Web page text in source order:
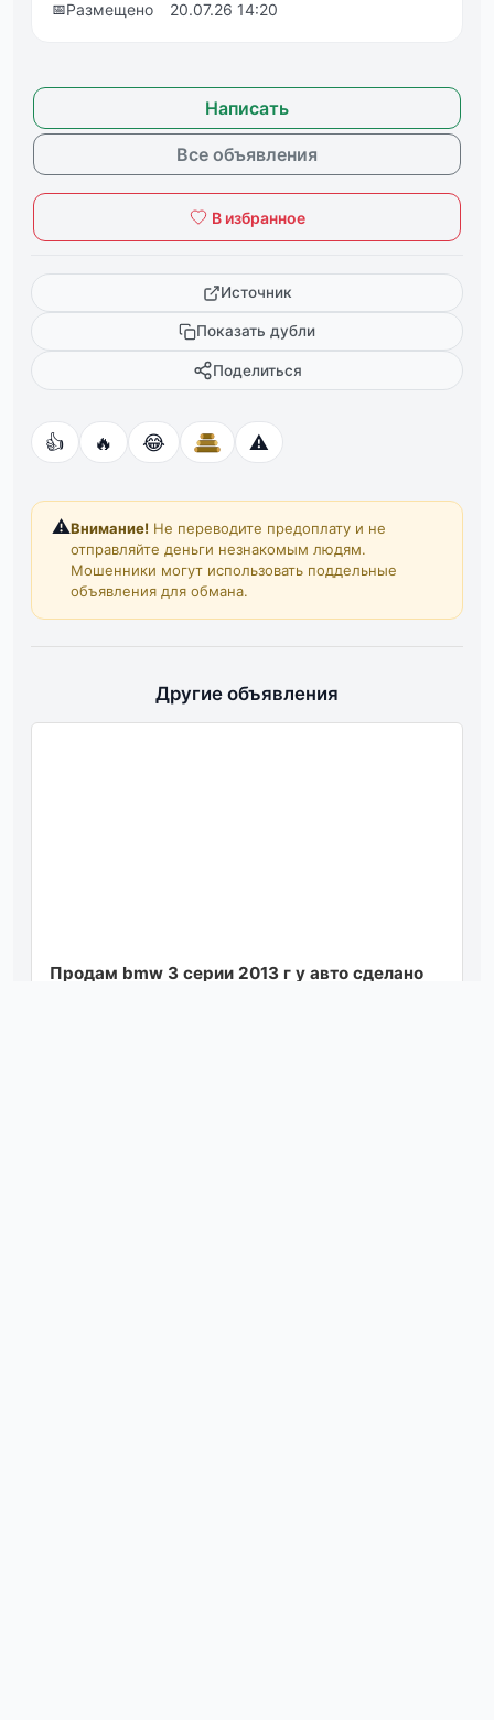
📅Размещено 20.07.26 14:20
Написать
Все объявления
В избранное
Источник
Показать дубли
Поделиться
👍 🔥 😂 ⚠️
⚠️Внимание! Не переводите предоплату и не
отправляйте деньги незнакомым людям.
Мошенники могут использовать поддельные
объявления для обмана.
Другие объявления
Продам bmw 3 серии 2013 г у авто сделано